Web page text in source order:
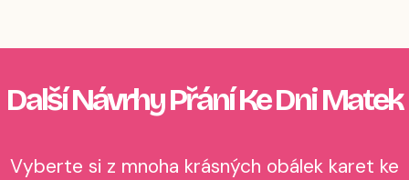
Další Návrhy Přání Ke Dni Matek
Vyberte si z mnoha krásných obálek karet ke